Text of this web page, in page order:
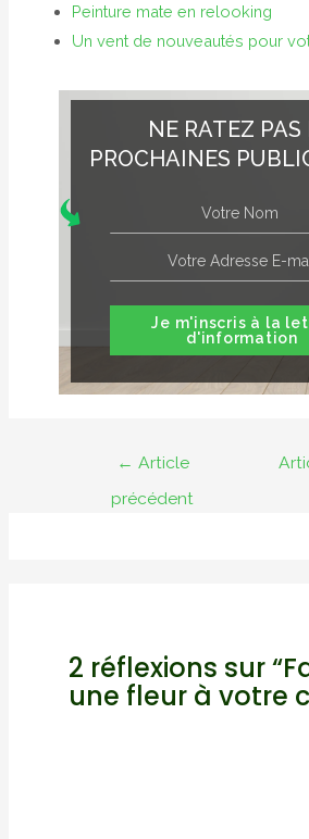
Peinture mate en relooking
Un vent de nouveautés pour
NE RATEZ PAS
PROCHAINES
Je m'inscris à la lettre
d'information
Navigation
l’article
← Article
précédent
2 réflexions sur
une fleur à votre